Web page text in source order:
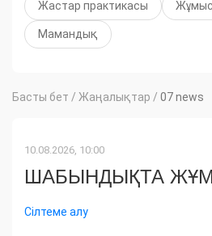
Жастар практикасы Жұмыс
Мамандық
Басты бет / Жаңалықтар / 07 news
10.08.2026, 10:00
ШАБЫНДЫҚТА
Сілтеме алу